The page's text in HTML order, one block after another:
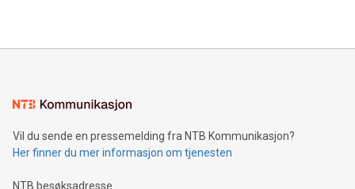
Vil du sende en pressemelding fra NTB Kommunikasjon?
Her finner du mer informasjon om tjenesten
NTB besøksadresse